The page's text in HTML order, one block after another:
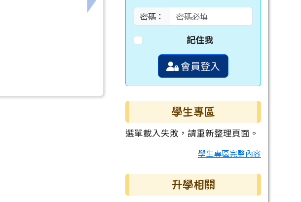
密碼：
記住我
會員登入
學生專區
選單載入失敗，請重新整理頁面。
學生專區完整內容
升學相關